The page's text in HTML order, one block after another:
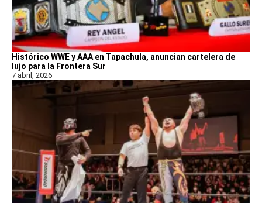
Histórico WWE y AAA en Tapachula, anuncian cartelera de
lujo para la Frontera Sur
7 abril, 2026